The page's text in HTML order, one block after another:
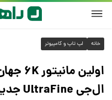
خانه لپ تاپ و کامپیوتر
ال‌جی UltraFine جدید معرفی شد